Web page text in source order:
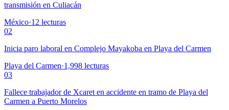
transmisión en Culiacán
México·12 lecturas
02
Inicia paro laboral en Complejo Mayakoba en Playa del Carmen
Playa del Carmen·1,998 lecturas
03
Fallece trabajador de Xcaret en accidente en tramo de Playa del
Carmen a Puerto Morelos